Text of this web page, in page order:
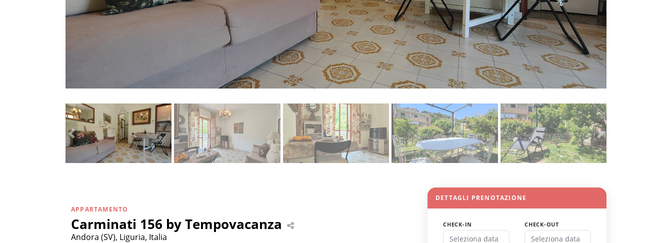
APPARTAMENTO
Carminati 156 by Tempovacanza
Andora (SV), Liguria, Italia
DETTAGLI PRENOTAZIONE
CHECK-IN CHECK-OUT